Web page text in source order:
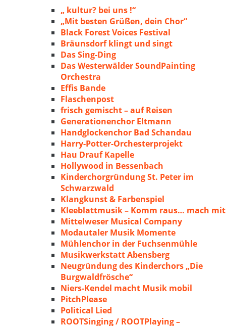
„ kultur? bei uns !“
„Mit besten Grüßen, dein Chor“
Black Forest Voices Festival
Bräunsdorf klingt und singt
Das Sing-Ding
Das Westerwälder SoundPainting
Orchestra
Effis Bande
Flaschenpost
frisch gemischt – auf Reisen
Generationenchor Eltmann
Handglockenchor Bad Schandau
Harry-Potter-Orchesterprojekt
Hau Drauf Kapelle
Hollywood in Bessenbach
Kinderchorgründung St. Peter im
Schwarzwald
Klangkunst & Farbenspiel
Kleeblattmusik – Komm raus… mach mit
Mittelweser Musical Company
Modautaler Musik Momente
Mühlenchor in der Fuchsenmühle
Musikwerkstatt Abensberg
Neugründung des Kinderchors „Die
Burgwaldfrösche“
Niers-Kendel macht Musik mobil
PitchPlease
Political Lied
ROOTSinging / ROOTPlaying –